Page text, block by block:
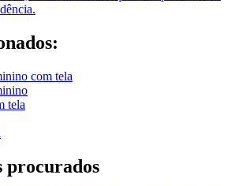
com tela
tela
procurados